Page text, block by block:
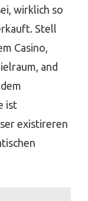
wirklich so
Stell
Casino,
and
ist
existireren